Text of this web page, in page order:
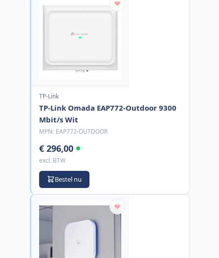
TP-Link
TP-Link Omada EAP772-Outdoor 9300
Mbit/s Wit
MPN: EAP772-OUTDOOR
€ 296,00
excl. BTW
Bestel nu